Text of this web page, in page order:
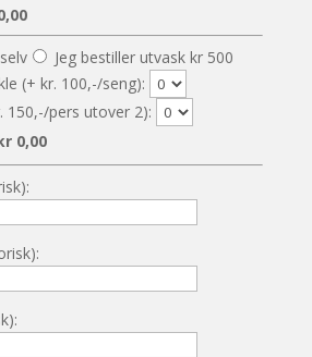
Jeg bestiller utvask kr 500
(+ kr. 100,-/seng):
150,-/pers utover 2):
0,00